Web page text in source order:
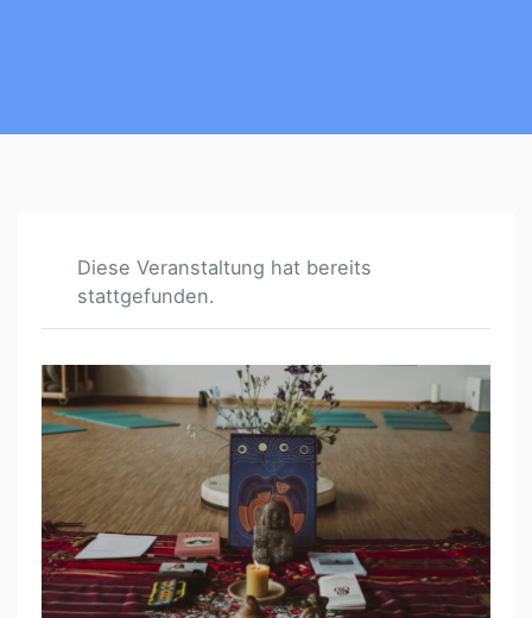
Diese Veranstaltung hat bereits
stattgefunden.
F
R
A
U
E
N
K